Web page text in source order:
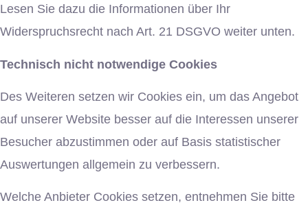
Lesen Sie dazu die Informationen über Ihr
Widerspruchsrecht nach Art. 21 DSGVO weiter unten.
Technisch nicht notwendige Cookies
Des Weiteren setzen wir Cookies ein, um das Angebot
auf unserer Website besser auf die Interessen unserer
Besucher abzustimmen oder auf Basis statistischer
Auswertungen allgemein zu verbessern.
Welche Anbieter Cookies setzen, entnehmen Sie bitte